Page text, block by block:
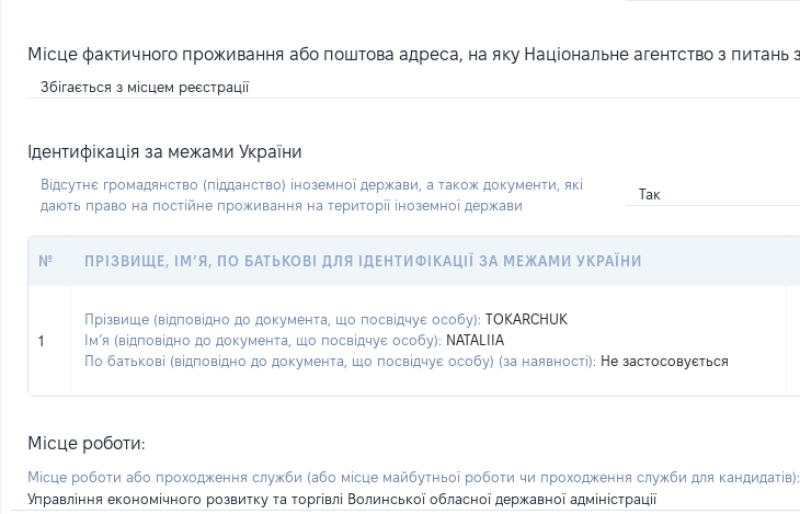
Місце фактичного проживання або поштова адреса, на яку Національне агентство з
Збігається з місцем реєстрації
Ідентифікація за межами України
Відсутнє громадянство (підданство) іноземної держави, а також документи, які
дають право на постійне проживання на території іноземної держави
Так
№ ПРІЗВИЩЕ, ІМ’Я, ПО БАТЬКОВІ ДЛЯ ІДЕНТИФІКАЦІЇ ЗА МЕЖАМИ УКРАЇНИ
1
Прізвище (відповідно до документа, що посвідчує особу): TOKARCHUK
Ім’я (відповідно до документа, що посвідчує особу): NATALIIA
По батькові (відповідно до документа, що посвідчує особу) (за наявності): Не застосовується
Місце роботи:
Місце роботи або проходження служби (або місце майбутньої роботи чи проходження служби для кандидатів):
Управління економічного розвитку та торгівлі Волинської обласної державної адміністрації